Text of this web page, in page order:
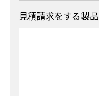
見積請求をする製品